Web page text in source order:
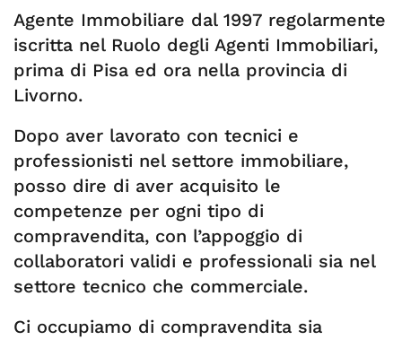
Agente Immobiliare dal 1997 regolarmente
iscritta nel Ruolo degli Agenti Immobiliari,
prima di Pisa ed ora nella provincia di
Livorno.
Dopo aver lavorato con tecnici e
professionisti nel settore immobiliare,
posso dire di aver acquisito le
competenze per ogni tipo di
compravendita, con l’appoggio di
collaboratori validi e professionali sia nel
settore tecnico che commerciale.
Ci occupiamo di compravendita sia